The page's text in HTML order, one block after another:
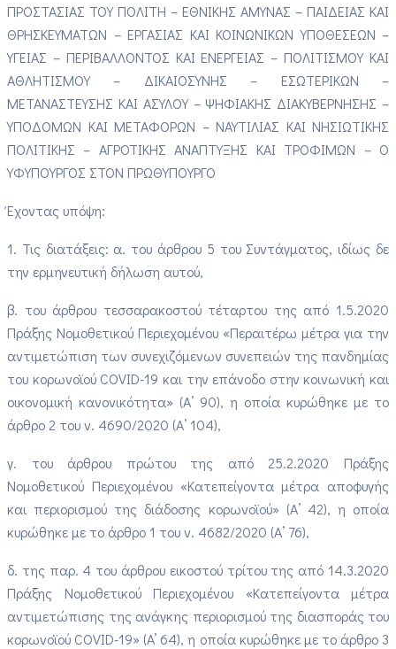
ΠΡΟΣΤΑΣΙΑΣ ΤΟΥ ΠΟΛΙΤΗ – ΕΘΝΙΚΗΣ ΑΜΥΝΑΣ – ΠΑΙΔΕΙΑΣ ΚΑΙ
ΘΡΗΣΚΕΥΜΑΤΩΝ – ΕΡΓΑΣΙΑΣ ΚΑΙ ΚΟΙΝΩΝΙΚΩΝ ΥΠΟΘΕΣΕΩΝ –
ΥΓΕΙΑΣ – ΠΕΡΙΒΑΛΛΟΝΤΟΣ ΚΑΙ ΕΝΕΡΓΕΙΑΣ – ΠΟΛΙΤΙΣΜΟΥ ΚΑΙ
ΑΘΛΗΤΙΣΜΟΥ – ΔΙΚΑΙΟΣΥΝΗΣ – ΕΣΩΤΕΡΙΚΩΝ –
ΜΕΤΑΝΑΣΤΕΥΣΗΣ ΚΑΙ ΑΣΥΛΟΥ – ΨΗΦΙΑΚΗΣ ΔΙΑΚΥΒΕΡΝΗΣΗΣ –
ΥΠΟΔΟΜΩΝ ΚΑΙ ΜΕΤΑΦΟΡΩΝ – ΝΑΥΤΙΛΙΑΣ ΚΑΙ ΝΗΣΙΩΤΙΚΗΣ
ΠΟΛΙΤΙΚΗΣ – ΑΓΡΟΤΙΚΗΣ ΑΝΑΠΤΥΞΗΣ ΚΑΙ ΤΡΟΦΙΜΩΝ – Ο
ΥΦΥΠΟΥΡΓΟΣ ΣΤΟΝ ΠΡΩΘΥΠΟΥΡΓΟ
Έχοντας υπόψη:
1. Τις διατάξεις: α. του άρθρου 5 του Συντάγματος, ιδίως δε
την ερμηνευτική δήλωση αυτού,
β. του άρθρου τεσσαρακοστού τέταρτου της από 1.5.2020
Πράξης Νομοθετικού Περιεχομένου «Περαιτέρω μέτρα για την
αντιμετώπιση των συνεχιζόμενων συνεπειών της πανδημίας
του κορωνοϊού COVID-19 και την επάνοδο στην κοινωνική και
οικονομική κανονικότητα» (Α’ 90), η οποία κυρώθηκε με το
άρθρο 2 του ν. 4690/2020 (Α’ 104),
γ. του άρθρου πρώτου της από 25.2.2020 Πράξης
Νομοθετικού Περιεχομένου «Κατεπείγοντα μέτρα αποφυγής
και περιορισμού της διάδοσης κορωνοϊού» (Α’ 42), η οποία
κυρώθηκε με το άρθρο 1 του ν. 4682/2020 (Α’ 76),
δ. της παρ. 4 του άρθρου εικοστού τρίτου της από 14.3.2020
Πράξης Νομοθετικού Περιεχομένου «Κατεπείγοντα μέτρα
αντιμετώπισης της ανάγκης περιορισμού της διασποράς του
κορωνοϊού COVID-19» (A’ 64), η οποία κυρώθηκε με το άρθρο 3